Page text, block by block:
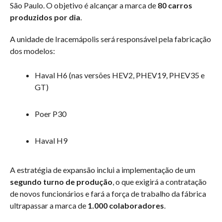
São Paulo. O objetivo é alcançar a marca de 80 carros
produzidos por dia.
A unidade de Iracemápolis será responsável pela fabricação
dos modelos:
Haval H6 (nas versões HEV2, PHEV19, PHEV35 e
GT)
Poer P30
Haval H9
A estratégia de expansão inclui a implementação de um
segundo turno de produção, o que exigirá a contratação
de novos funcionários e fará a força de trabalho da fábrica
ultrapassar a marca de 1.000 colaboradores.